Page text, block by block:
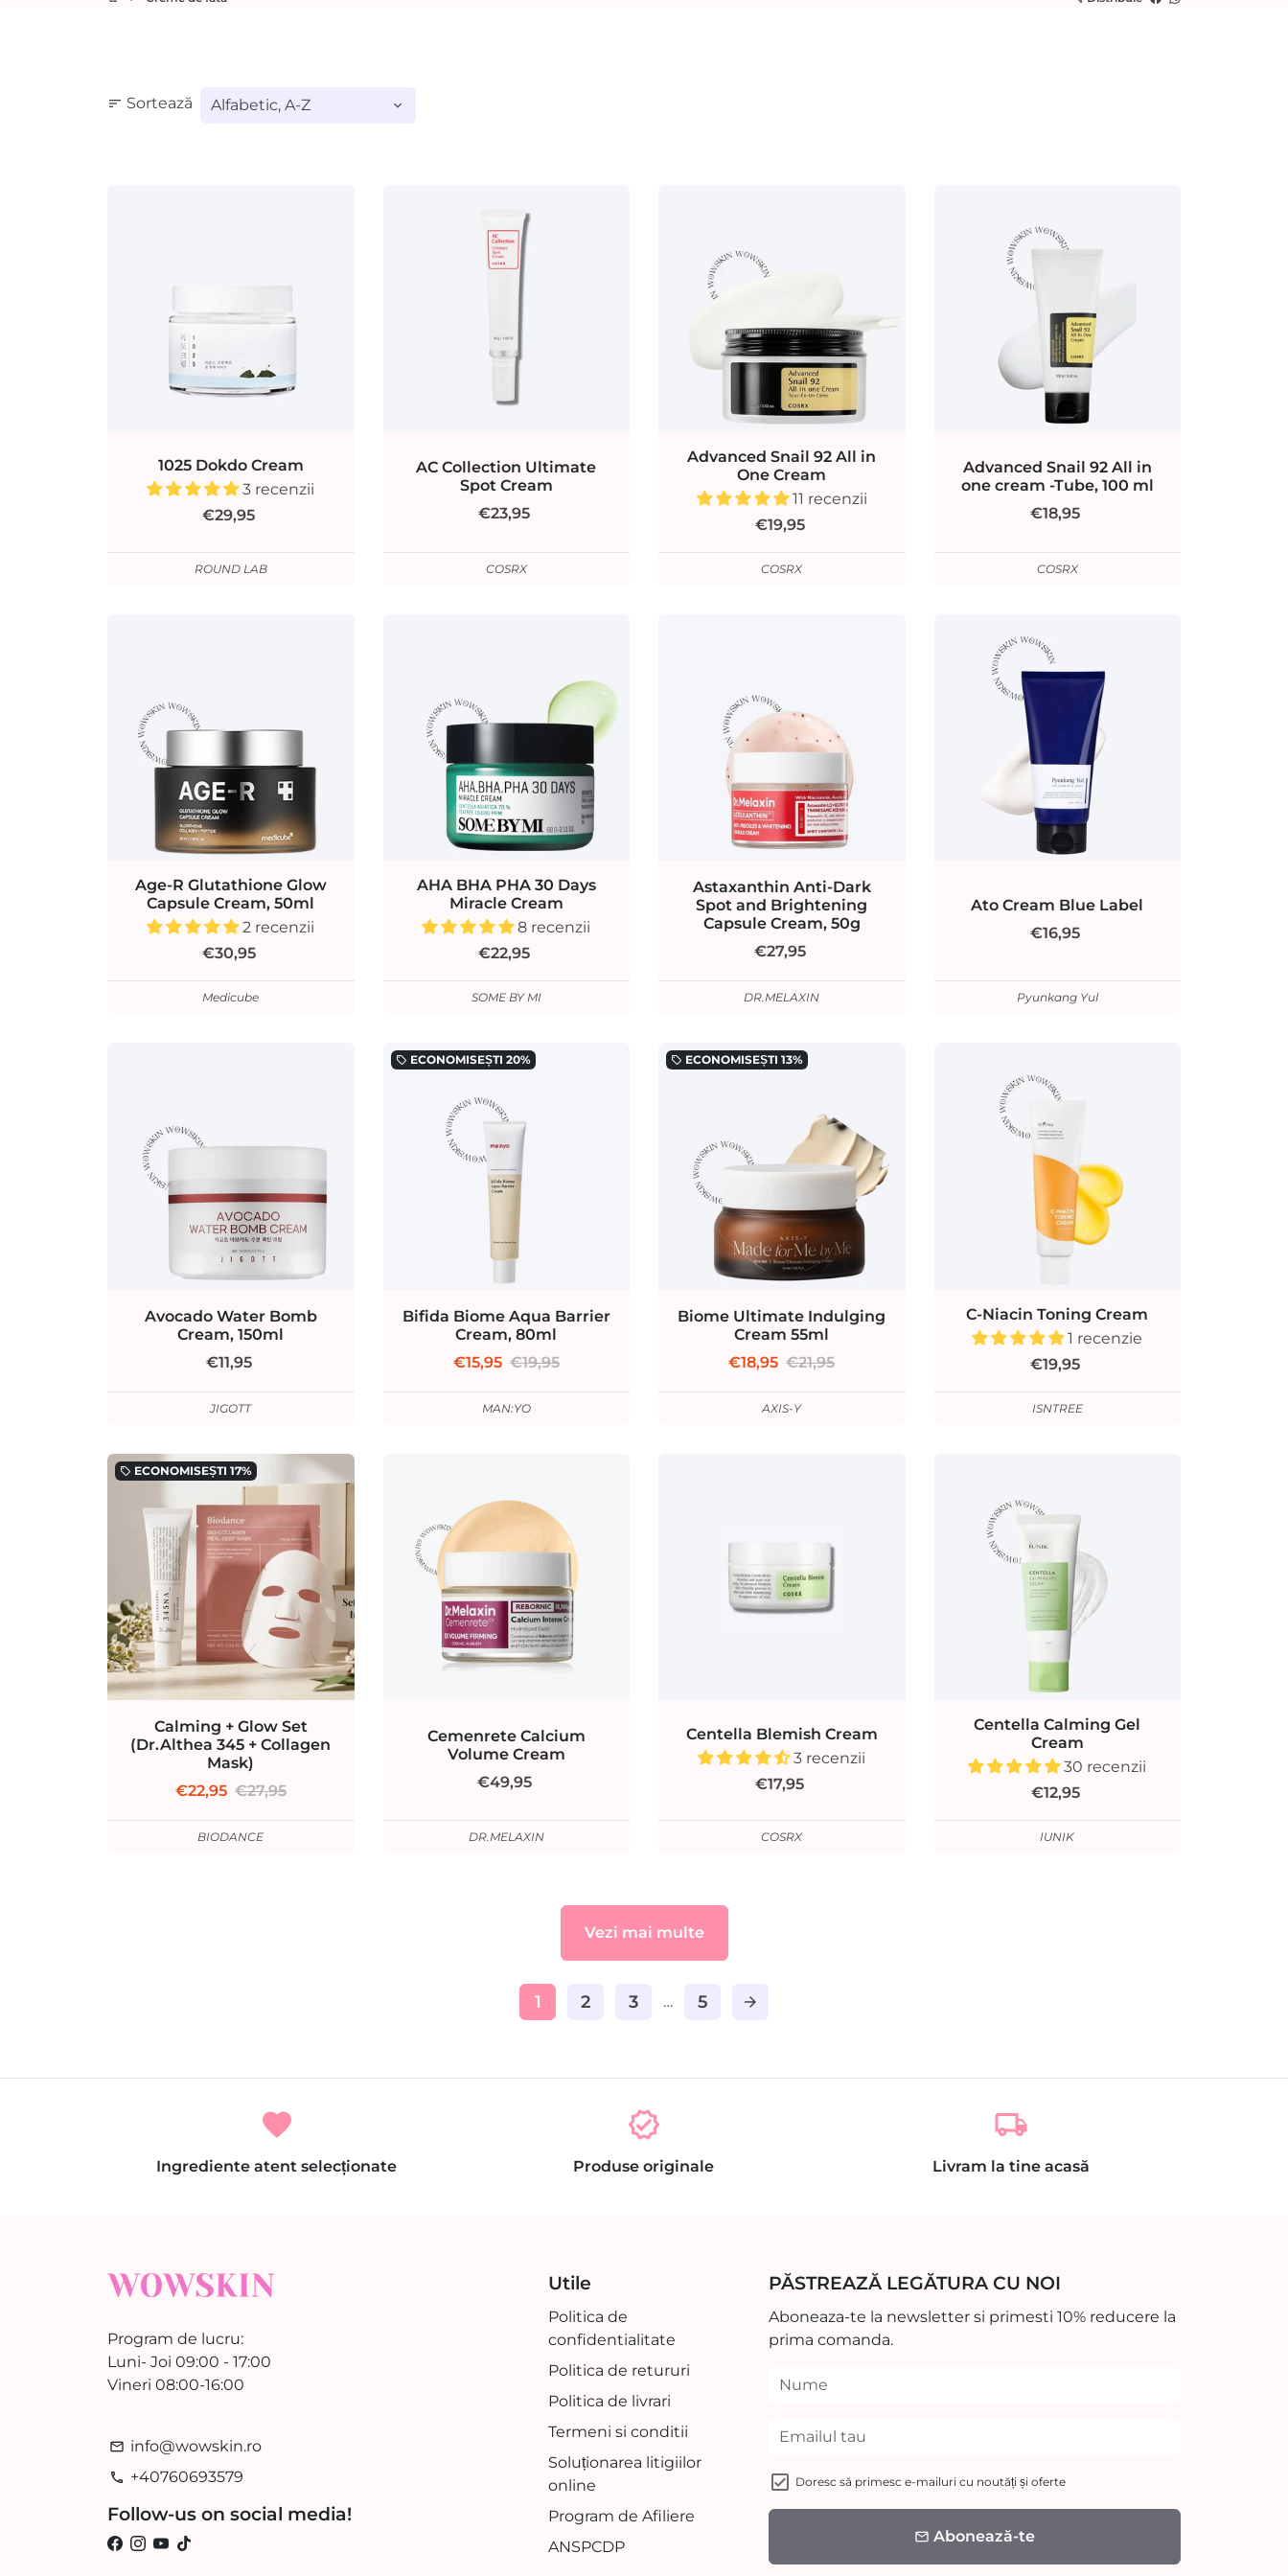
sort Sortează
1025 Dokdo Cream
3 recenzii
€29,95
ROUND LAB
AC Collection Ultimate
Spot Cream
€23,95
COSRX
Advanced Snail 92 All in
One Cream
11 recenzii
€19,95
COSRX
Advanced Snail 92 All in
one cream -Tube, 100 ml
€18,95
COSRX
Age-R Glutathione Glow
Capsule Cream, 50ml
2 recenzii
€30,95
Medicube
AHA BHA PHA 30 Days
Miracle Cream
8 recenzii
€22,95
SOME BY MI
Astaxanthin Anti-Dark
Spot and Brightening
Capsule Cream, 50g
€27,95
DR.MELAXIN
Ato Cream Blue Label
€16,95
Pyunkang Yul
Avocado Water Bomb
Cream, 150ml
€11,95
JIGOTT
local_offer ECONOMISEȘTI 20%
Bifida Biome Aqua Barrier
Cream, 80ml
€15,95 €19,95
MAN:YO
local_offer ECONOMISEȘTI 13%
Biome Ultimate Indulging
Cream 55ml
€18,95 €21,95
AXIS-Y
C-Niacin Toning Cream
1 recenzie
€19,95
ISNTREE
local_offer ECONOMISEȘTI 17%
Calming + Glow Set
(Dr.Althea 345 + Collagen
Mask)
€22,95 €27,95
BIODANCE
Cemenrete Calcium
Volume Cream
€49,95
DR.MELAXIN
Centella Blemish Cream
3 recenzii
€17,95
COSRX
Centella Calming Gel
Cream
30 recenzii
€12,95
IUNIK
Vezi mai multe
1 2 3 … 5 arrow_forward
favorite
Ingrediente atent selecționate
verified
Produse originale
local_shipping
Livram la tine acasă
Program de lucru:
Luni- Joi 09:00 - 17:00
Vineri 08:00-16:00
email info@wowskin.ro
phone +40760693579
Follow-us on social media!
Utile
Politica de
confidentialitate
Politica de retururi
Politica de livrari
Termeni si conditii
Soluționarea litigiilor
online
Program de Afiliere
ANSPCDP
PĂSTREAZĂ LEGĂTURA CU NOI
Aboneaza-te la newsletter si primesti 10% reducere la
prima comanda.
Doresc să primesc e-mailuri cu noutăți și oferte
email Abonează-te